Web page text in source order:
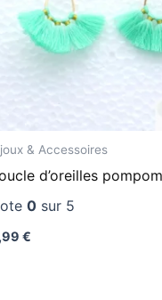
& Accessoires
d’oreilles
0 sur 5
€